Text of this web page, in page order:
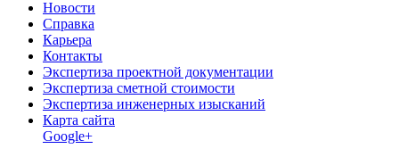
Новости
Справка
Карьера
Контакты
Экспертиза проектной документации
Экспертиза сметной стоимости
Экспертиза инженерных изысканий
Карта сайта
Google+